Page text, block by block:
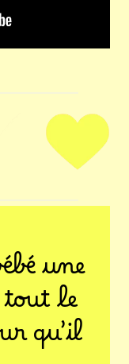
une
le
qu’il